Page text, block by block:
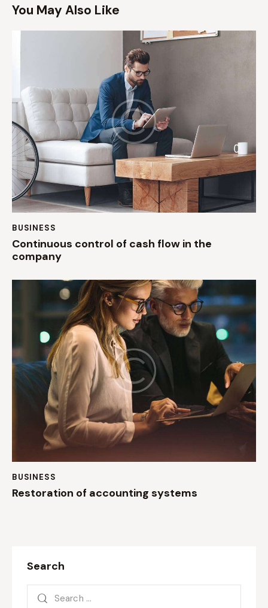
You May Also Like
BUSINESS
Continuous control of cash flow in the
company
BUSINESS
Restoration of accounting systems
Search